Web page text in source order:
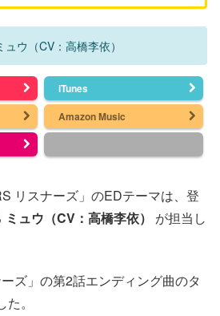
ウ（CV：高橋李依）
iTunes
Amazon Music
リスナーズ」のEDテーマは、登
ミュウ（CV：高橋李依）
が担当し
ズ」の第2話エンディング曲のタ
。